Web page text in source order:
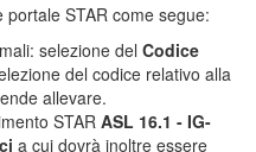
STAR come segue:
selezione del Codice
del codice relativo alla
allevare.
STAR ASL 16.1 - IG-
a cui dovrà inoltre essere